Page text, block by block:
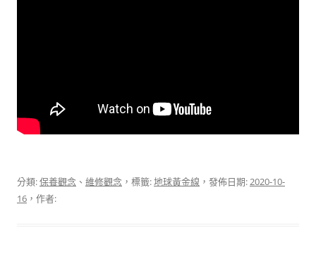
分類:保養觀念 、 維修觀念 ，標籤:地球黃金線 ，發佈日期:2020-10-
16 ，作者: